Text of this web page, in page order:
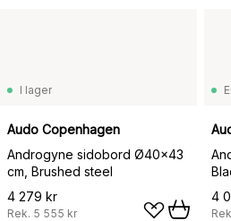
I lager
Audo Copenhagen
Androgyne sidobord Ø40x43
cm, Brushed steel
4 279 kr
Rek. 5 555 kr
4